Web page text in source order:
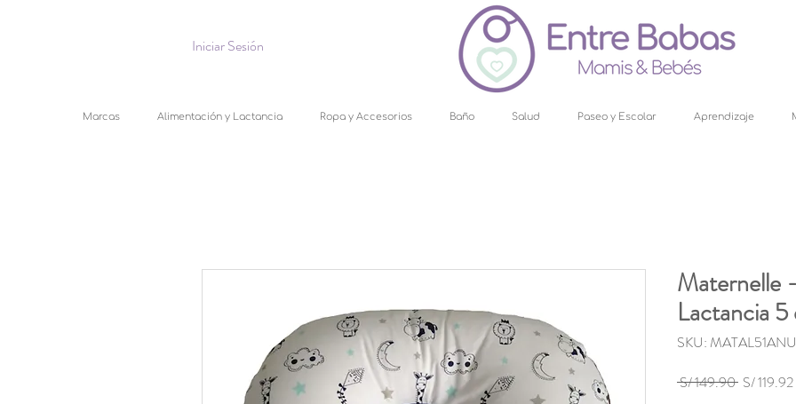
Iniciar Sesión
Marcas Alimentación y Lactancia Ropa y Accesorios Baño Salud Paseo y Escolar Aprendizaje
Maternelle
Lactancia
SKU: MATAL51ANU
S/ 149.90 Precio
S/ 119.92